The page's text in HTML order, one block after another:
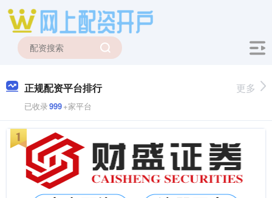
正规配资平台排行
已收录999+家平台
更多